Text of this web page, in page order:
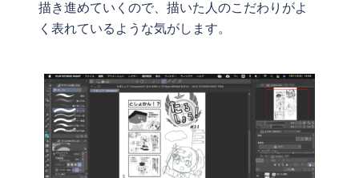
描き進めていくので、描いた人のこだわりがよ
く表れているような気がします。